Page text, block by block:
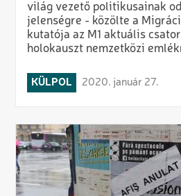
világ vezető politikusainak
jelenségre - közölte a
kutatója az M1 aktuális
holokauszt nemzetközi
KÜLPOL 2020. január 27.